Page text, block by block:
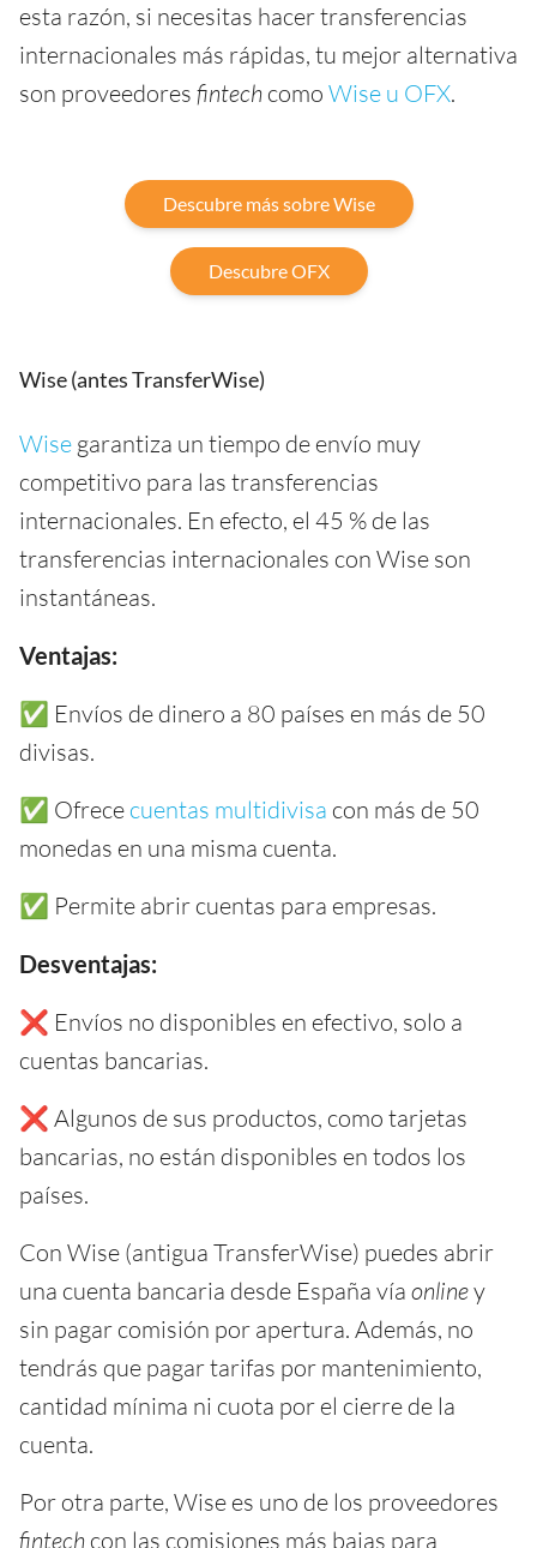
esta razón, si necesitas hacer transferencias
internacionales más rápidas, tu mejor alternativa
son proveedores fintech como Wise u OFX.
Descubre más sobre Wise
Descubre OFX
Wise (antes TransferWise)
Wise garantiza un tiempo de envío muy
competitivo para las transferencias
internacionales. En efecto, el 45 % de las
transferencias internacionales con Wise son
instantáneas.
Ventajas:
✅ Envíos de dinero a 80 países en más de 50
divisas.
✅ Ofrece cuentas multidivisa con más de 50
monedas en una misma cuenta.
✅ Permite abrir cuentas para empresas.
Desventajas:
❌ Envíos no disponibles en efectivo, solo a
cuentas bancarias.
❌ Algunos de sus productos, como tarjetas
bancarias, no están disponibles en todos los
países.
Con Wise (antigua TransferWise) puedes abrir
una cuenta bancaria desde España vía onliney
sin pagar comisión por apertura. Además, no
tendrás que pagar tarifas por mantenimiento,
cantidad mínima ni cuota por el cierre de la
cuenta.
Por otra parte, Wise es uno de los proveedores
fintech con las comisiones más bajas para